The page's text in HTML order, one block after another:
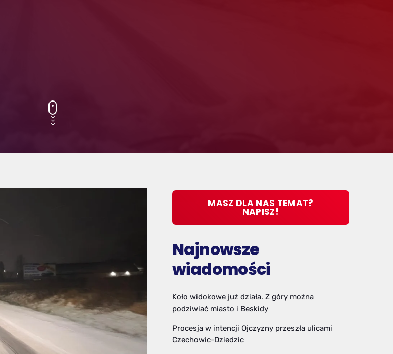
MASZ DLA NAS TEMAT?
NAPISZ!
Najnowsze
wiadomości
Koło widokowe już działa. Z góry można
podziwiać miasto i Beskidy
Procesja w intencji Ojczyzny przeszła ulicami
Czechowic-Dziedzic